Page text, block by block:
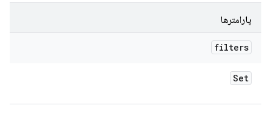
پارامترها
filters
Set